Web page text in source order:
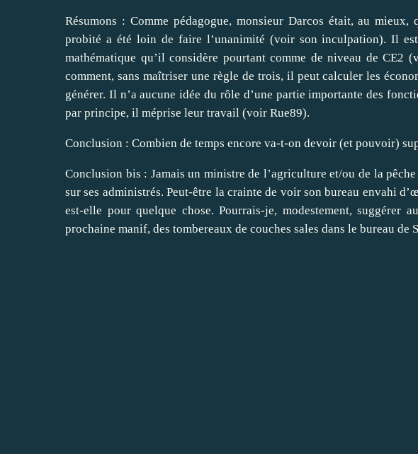
Résumons : Comme pédagogue, monsieur Darcos était, au mieux,
probité a été loin de faire l’unanimité (voir son inculpation). Il
mathématique qu’il considère pourtant comme de niveau de CE2
comment, sans maîtriser une règle de trois, il peut calculer les
générer. Il n’a aucune idée du rôle d’une partie importante des
par principe, il méprise leur travail (voir Rue89).
Conclusion : Combien de temps encore va-t-on devoir (et pouvoir)
Conclusion bis : Jamais un ministre de l’agriculture et/ou de la
sur ses administrés. Peut-être la crainte de voir son bureau envahi
est-elle pour quelque chose. Pourrais-je, modestement, suggérer
prochaine manif, des tombereaux de couches sales dans le bureau de